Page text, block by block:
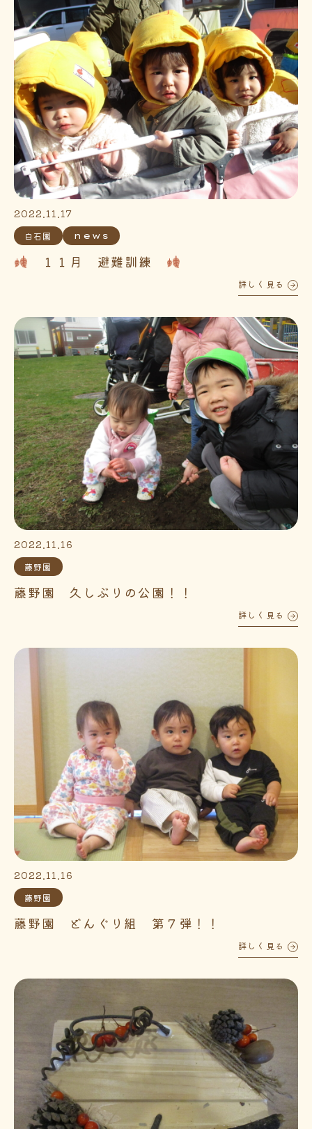
2022.11.17
白石園 news
１１月 避難訓練
詳しく見る
2022.11.16
藤野園
藤野園 久しぶりの公園！！
詳しく見る
2022.11.16
藤野園
藤野園 どんぐり組 第７弾！！
詳しく見る